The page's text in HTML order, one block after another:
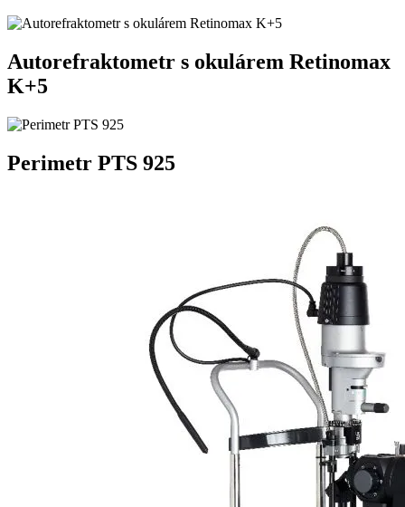
Autorefraktometr s okulárem Retinomax
K+5
Perimetr PTS 925